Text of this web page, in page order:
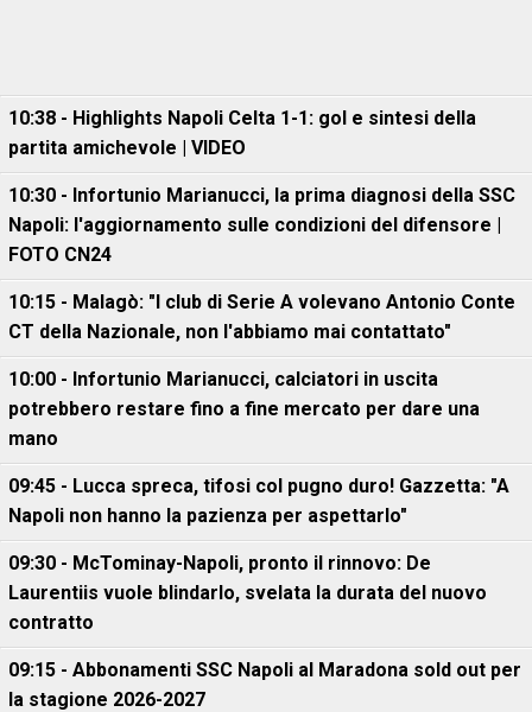
10:38 - Highlights Napoli Celta 1-1: gol e sintesi della
partita amichevole | VIDEO
10:30 - Infortunio Marianucci, la prima diagnosi della SSC
Napoli: l'aggiornamento sulle condizioni del difensore |
FOTO CN24
10:15 - Malagò: "I club di Serie A volevano Antonio Conte
CT della Nazionale, non l'abbiamo mai contattato"
10:00 - Infortunio Marianucci, calciatori in uscita
potrebbero restare fino a fine mercato per dare una
mano
09:45 - Lucca spreca, tifosi col pugno duro! Gazzetta: "A
Napoli non hanno la pazienza per aspettarlo"
09:30 - McTominay-Napoli, pronto il rinnovo: De
Laurentiis vuole blindarlo, svelata la durata del nuovo
contratto
09:15 - Abbonamenti SSC Napoli al Maradona sold out per
la stagione 2026-2027